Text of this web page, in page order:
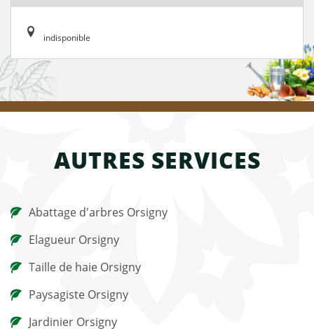
indisponible
AUTRES SERVICES
Abattage d'arbres Orsigny
Elagueur Orsigny
Taille de haie Orsigny
Paysagiste Orsigny
Jardinier Orsigny